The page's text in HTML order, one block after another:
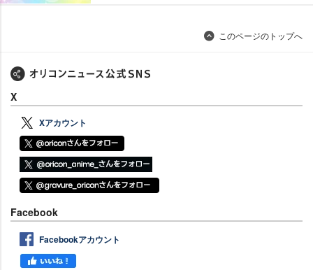
このページのトップへ
X
Xアカウント
Facebook
Facebookアカウント